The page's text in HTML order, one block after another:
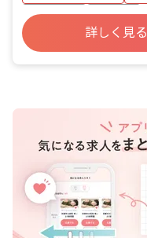
残業少なめ
車通勤可
詳しく見る